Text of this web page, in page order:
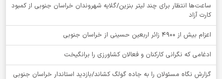
ساعت‌ها انتظار برای چند لیتر بنزین/گلایه شهروندان خراسان جنوبی از کمبود
کارت آزاد
اعزام بیش از 4900 زائر اربعین حسینی از خراسان جنوبی
ادغامی که نگرانی کارکنان و فعالان کشاورزی را برانگیخت
گزارش نگاه مسئولان را به جاده گولگ کشاند/بازدید استاندار خراسان جنوبی